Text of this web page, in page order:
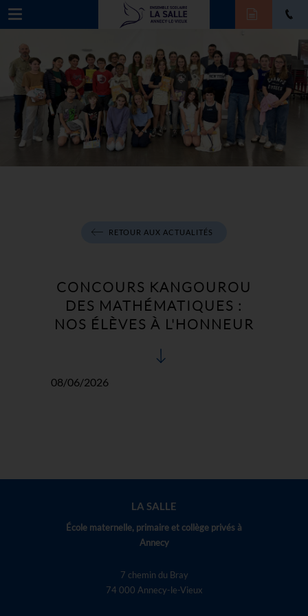
RETOUR AUX ACTUALITÉS
CONCOURS KANGOUROU
DES MATHÉMATIQUES :
NOS ÉLÈVES À L'HONNEUR
08/06/2026
LA SALLE
École maternelle, primaire et collège privés à
Annecy
7 chemin du Bray
74 000 Annecy-le-Vieux